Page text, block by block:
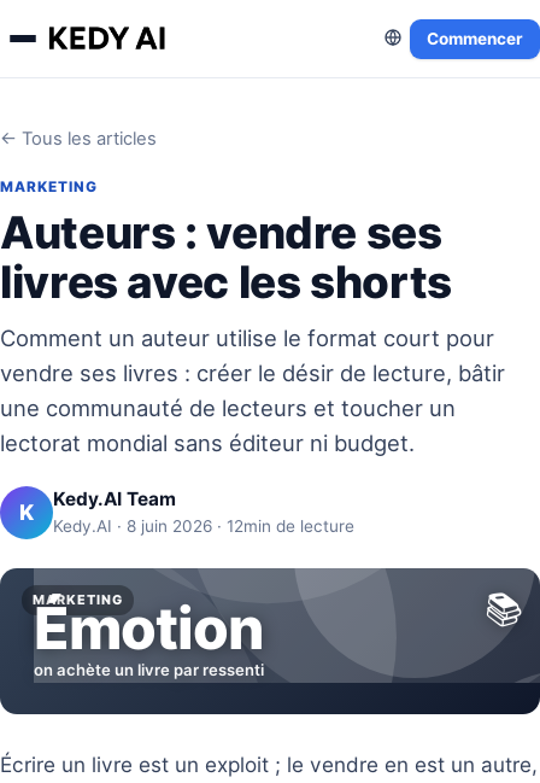
Commencer
← Tous les articles
MARKETING
Auteurs : vendre ses
livres avec les shorts
Comment un auteur utilise le format court pour
vendre ses livres : créer le désir de lecture, bâtir
une communauté de lecteurs et toucher un
lectorat mondial sans éditeur ni budget.
K Kedy.AI Team
Kedy.AI · 8 juin 2026 · 12min de lecture
MARKETING 📚
Émotion
on achète un livre par ressenti
Écrire un livre est un exploit ; le vendre en est un autre,